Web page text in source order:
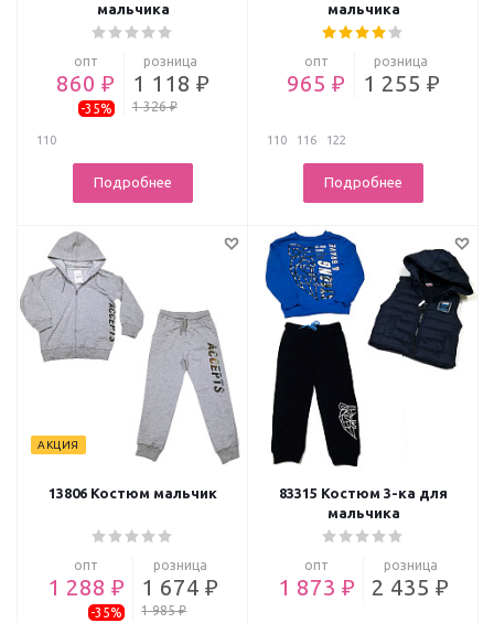
мальчика
опт
860 ₽
-35%
розница
1 118 ₽
1 326 ₽
110
Подробнее
мальчика
опт
965 ₽
розница
1 255 ₽
110 116 122
Подробнее
АКЦИЯ
13806 Костюм мальчик
опт
1 288 ₽
-35%
розница
1 674 ₽
1 985 ₽
83315 Костюм 3-ка для
мальчика
опт
1 873 ₽
розница
2 435 ₽